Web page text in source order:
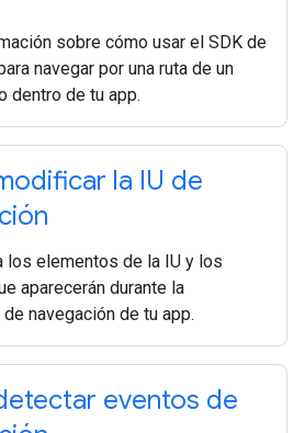
sobre cómo usar el SDK de
navegar por una ruta de un
dentro de tu app.
la IU de
los elementos de la IU y los
aparecerán durante la
navegación de tu app.
eventos de